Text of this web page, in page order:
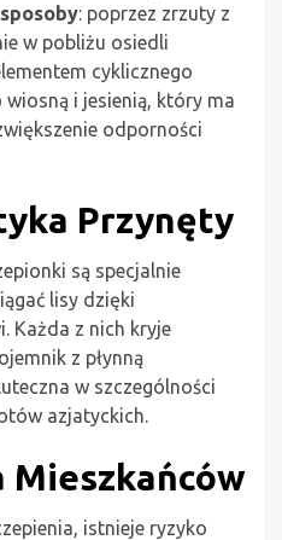
: poprzez zrzuty z
w pobliżu osiedli
cyklicznego
i jesienią, który ma
odporności
Przynęty
są specjalnie
lisy dzięki
Każda z nich kryje
z płynną
w szczególności
azjatyckich.
Mieszkańców
istnieje ryzyko